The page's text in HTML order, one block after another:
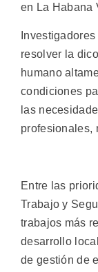
en La Habana
Investigadores
resolver la
humano
condiciones
las
profesionales,
Entre las
Trabajo y
trabajos más
desarrollo
de gestión de